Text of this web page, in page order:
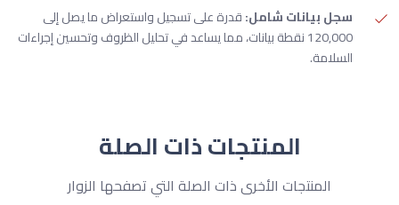
سجل بيانات شامل:قدرة على تسجيل واستعراض ما يصل إلى
120,000 نقطة بيانات، مما يساعد في تحليل الظروف وتحسين إجراءات
السلامة.
المنتجات ذات الصلة
المنتجات الأخرى ذات الصلة التي تصفحها الزوار